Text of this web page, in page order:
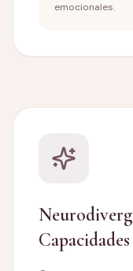
emocionales.
Capacidades